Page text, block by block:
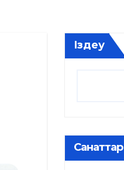
Іздеу
Санаттар